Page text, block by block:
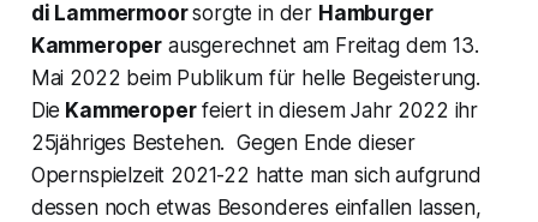
di Lammermoorsorgte in der Hamburger
Kammeroper ausgerechnet am Freitag dem 13.
Mai 2022 beim Publikum für helle Begeisterung.
Die Kammeroperfeiert in diesem Jahr 2022 ihr
25jähriges Bestehen. Gegen Ende dieser
Opernspielzeit 2021-22 hatte man sich aufgrund
dessen noch etwas Besonderes einfallen lassen,